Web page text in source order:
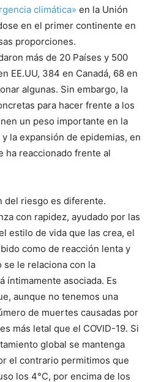
climática» en la Unión
en el primer continente en
proporciones.
más de 20 Países y 500
EE.UU, 384 en Canadá, 68 en
algunas. Sin embargo, la
para hacer frente a los
un peso importante en la
la expansión de epidemias, en
ha reaccionado frente al
del riesgo es diferente.
con rapidez, ayudado por las
estilo de vida que las crea, el
como de reacción lenta y
se le relaciona con la
íntimamente asociada. Es
aunque no tenemos una
de muertes causadas por
más letal que el COVID-19. Si
global se mantenga
el contrario permitimos que
los 4°C, por encima de los